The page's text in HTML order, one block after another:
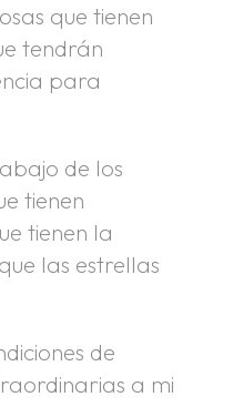
que tienen
tendrán
para
de los
tienen
tienen la
las estrellas
de
a mi